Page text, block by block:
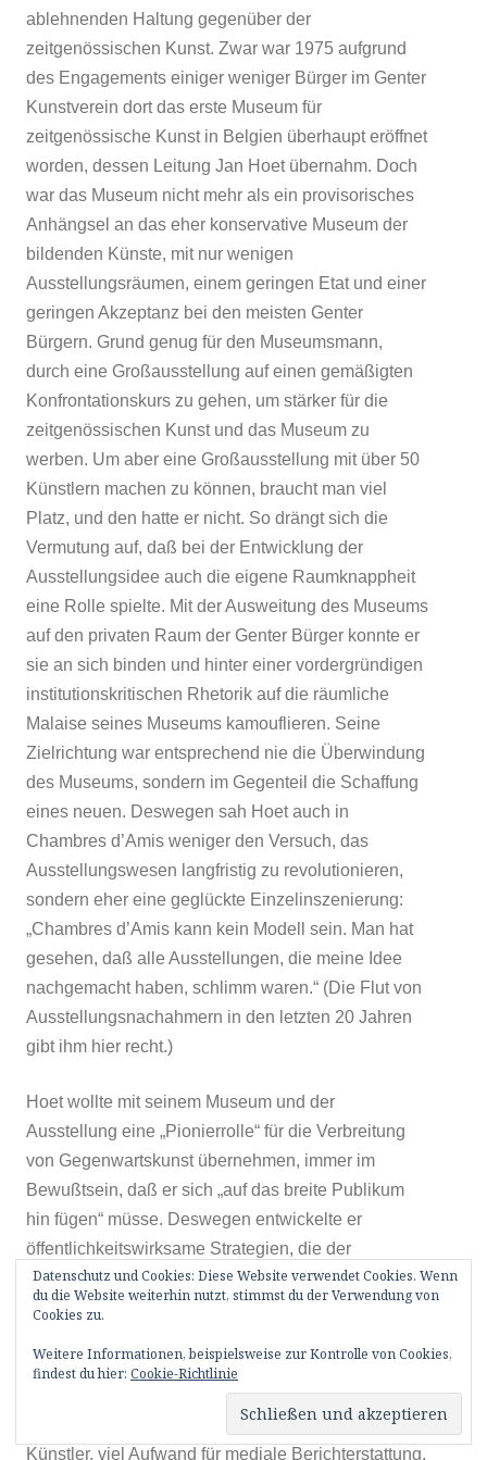
ablehnenden Haltung gegenüber der
zeitgenössischen Kunst. Zwar war 1975 aufgrund
des Engagements einiger weniger Bürger im Genter
Kunstverein dort das erste Museum für
zeitgenössische Kunst in Belgien überhaupt eröffnet
worden, dessen Leitung Jan Hoet übernahm. Doch
war das Museum nicht mehr als ein provisorisches
Anhängsel an das eher konservative Museum der
bildenden Künste, mit nur wenigen
Ausstellungsräumen, einem geringen Etat und einer
geringen Akzeptanz bei den meisten Genter
Bürgern. Grund genug für den Museumsmann,
durch eine Großausstellung auf einen gemäßigten
Konfrontationskurs zu gehen, um stärker für die
zeitgenössischen Kunst und das Museum zu
werben. Um aber eine Großausstellung mit über 50
Künstlern machen zu können, braucht man viel
Platz, und den hatte er nicht. So drängt sich die
Vermutung auf, daß bei der Entwicklung der
Ausstellungsidee auch die eigene Raumknappheit
eine Rolle spielte. Mit der Ausweitung des Museums
auf den privaten Raum der Genter Bürger konnte er
sie an sich binden und hinter einer vordergründigen
institutionskritischen Rhetorik auf die räumliche
Malaise seines Museums kamouflieren. Seine
Zielrichtung war entsprechend nie die Überwindung
des Museums, sondern im Gegenteil die Schaffung
eines neuen. Deswegen sah Hoet auch in
Chambres d’Amis weniger den Versuch, das
Ausstellungswesen langfristig zu revolutionieren,
sondern eher eine geglückte Einzelinszenierung:
„Chambres d’Amis kann kein Modell sein. Man hat
gesehen, daß alle Ausstellungen, die meine Idee
nachgemacht haben, schlimm waren.“ (Die Flut von
Ausstellungsnachahmern in den letzten 20 Jahren
gibt ihm hier recht.)
Hoet wollte mit seinem Museum und der
Ausstellung eine „Pionierrolle“ für die Verbreitung
von Gegenwartskunst übernehmen, immer im
Bewußtsein, daß er sich „auf das breite Publikum
hin fügen“ müsse. Deswegen entwickelte er
öffentlichkeitswirksame Strategien, die der
Propagierung der Kunst und seines Museums
dienen sollten, und die für den durchschlagenden
dieser „Ökonomie der Aufmerksamkeit“ gehörten
neben einem ansprechenden und
marketingtauglichen Titel international bekannte
Künstler, viel Aufwand für mediale Berichterstattung,
Datenschutz und Cookies: Diese Website verwendet Cookies. Wenn
du die Website weiterhin nutzt, stimmst du der Verwendung von
Cookies zu.
Weitere Informationen, beispielsweise zur Kontrolle von Cookies,
findest du hier: Cookie-Richtlinie